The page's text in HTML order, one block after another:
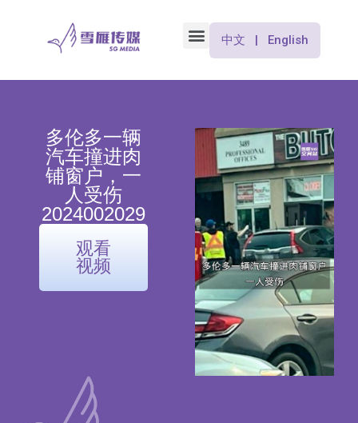
中文 | English
多伦多一辆
汽车撞进肉
铺窗户，一
人受伤
2024002029
观看
视频